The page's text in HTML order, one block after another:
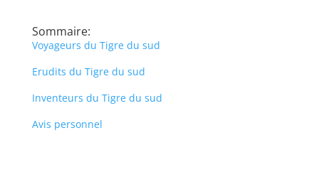
Sommaire:
Voyageurs du Tigre du sud
Erudits du Tigre du sud
Inventeurs du Tigre du sud
Avis personnel